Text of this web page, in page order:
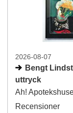
2026-08-07
Bengt
uttryck
Ah!
Recensioner